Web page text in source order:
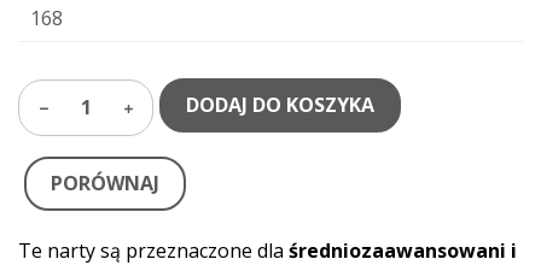
168
1 DODAJ DO KOSZYKA
PORÓWNAJ
Te narty są przeznaczone dla średniozaawansowani i